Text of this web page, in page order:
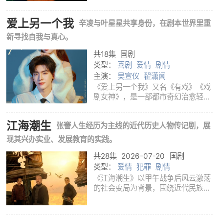
剧，钟楚曦、陈伟霆领衔主演，向涵
爱上另一个我 辛凌与叶星星共享身份，在剧本世界里重
新寻找自我与真心。
共18集 国剧
类型： 喜剧 爱情 剧情
主演： 吴宣仪 翟潇闻
《爱上另一个我》又名《有戏》《戏
剧女神》，是一部都市奇幻治愈轻喜
说《戏剧女神》。舒奥泽执导，吴宣
仪、翟潇闻领衔主演。故事将“进入
剧本世界
江海潮生
张謇人生经历为主线的近代历史人物传记剧，展
现其兴办实业、发展教育的实践。
共28集 2026-07-20
国剧
类型： 爱情 犯罪 剧情
《江海潮生》以甲午战争后风云激荡
的社会变局为背景，围绕近代民族实